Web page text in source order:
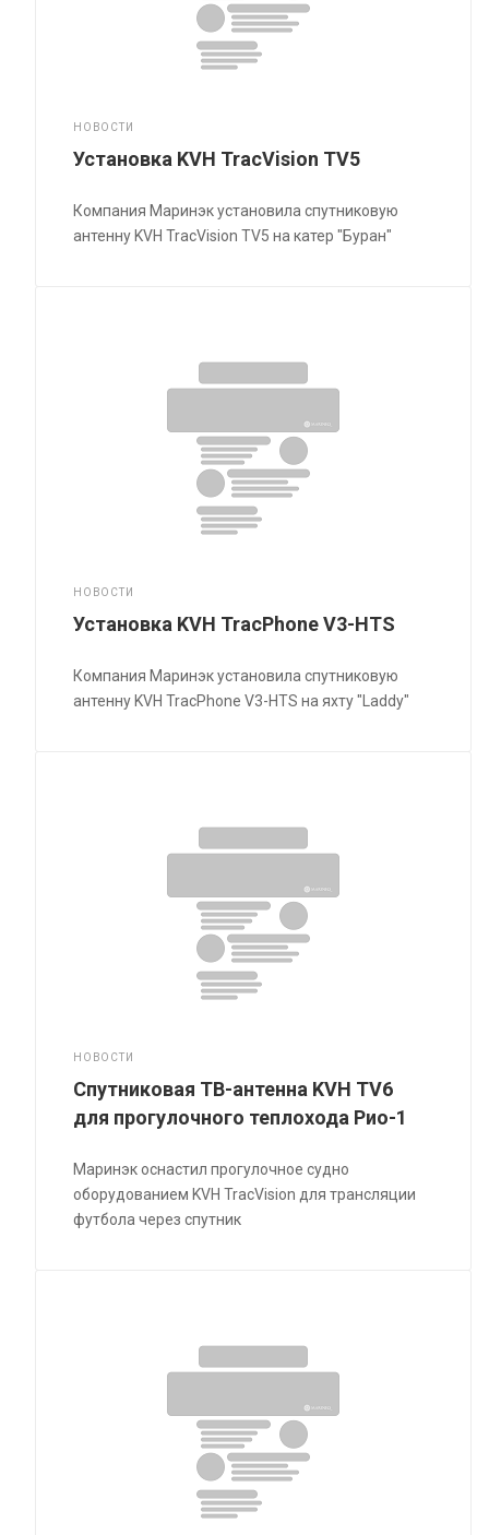
НОВОСТИ
Установка KVH TracVision TV5
Компания Маринэк установила спутниковую
антенну KVH TracVision TV5 на катер "Буран"
НОВОСТИ
Установка KVH TracPhone V3-HTS
Компания Маринэк установила спутниковую
антенну KVH TracPhone V3-HTS на яхту "Laddy"
НОВОСТИ
Спутниковая ТВ-антенна KVH TV6
для прогулочного теплохода Рио-1
Маринэк оснастил прогулочное судно
оборудованием KVH TracVision для трансляции
футбола через спутник